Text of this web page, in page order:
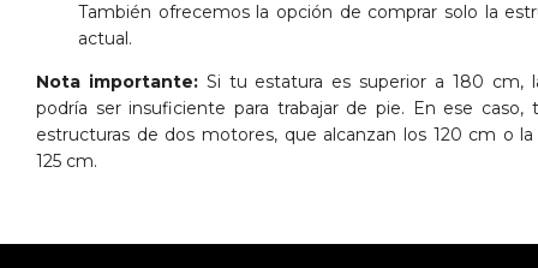
También ofrecemos la opción de comprar solo la
actual.
Nota importante:Si tu estatura es superior a 180 cm,
podría ser insuficiente para trabajar de pie. En ese caso,
estructuras de dos motores, que alcanzan los 120 cm o
125 cm.